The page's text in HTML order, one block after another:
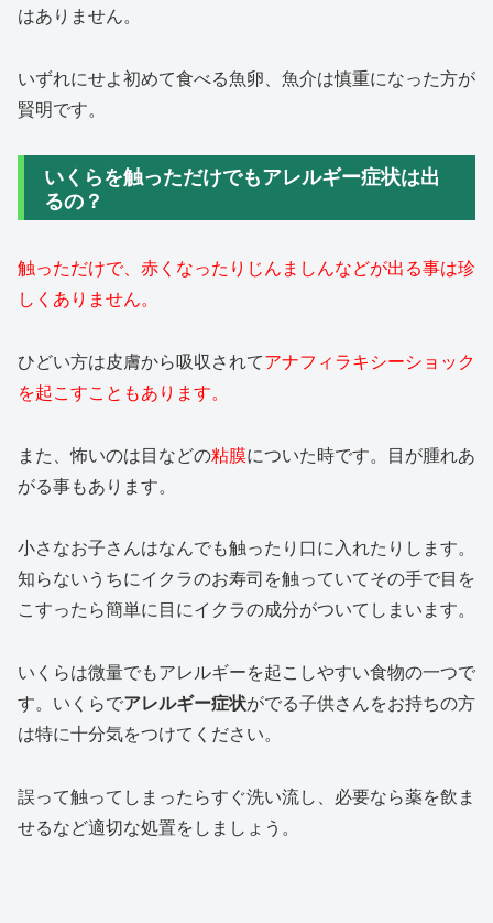
はありません。
いずれにせよ初めて食べる魚卵、魚介は慎重になった方が
賢明です。
いくらを触っただけでもアレルギー症状は出
るの？
触っただけで、赤くなったりじんましんなどが出る事は珍
しくありません。
ひどい方は皮膚から吸収されてアナフィラキシーショック
を起こすこともあります。
また、怖いのは目などの粘膜についた時です。目が腫れあ
がる事もあります。
小さなお子さんはなんでも触ったり口に入れたりします。
知らないうちにイクラのお寿司を触っていてその手で目を
こすったら簡単に目にイクラの成分がついてしまいます。
いくらは微量でもアレルギーを起こしやすい食物の一つで
す。いくらでアレルギー症状がでる子供さんをお持ちの方
は特に十分気をつけてください。
誤って触ってしまったらすぐ洗い流し、必要なら薬を飲ま
せるなど適切な処置をしましょう。